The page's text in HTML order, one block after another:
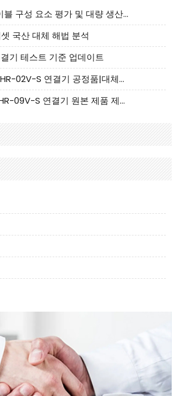
CNC Tech 국산 케이블 구성 요소 평가 및 대량 생산 적합성 가이드
국산 대체 해법 분석
기 테스트 기준 업데이트
JST 연결기- JST NSHR-02V-S 연결기 공정품|대체품 제공
JST 연결기 - JST GHR-09V-S 연결기 원본 제품 제공 | 대체품 제공